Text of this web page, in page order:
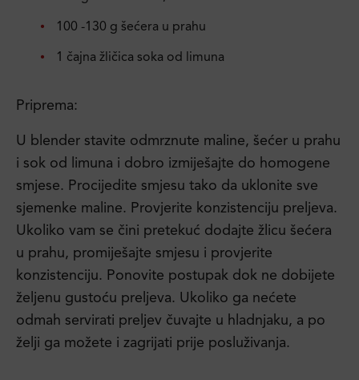
100 -130 g šećera u prahu
1 čajna žličica soka od limuna
Priprema:
U blender stavite odmrznute maline, šećer u prahu
i sok od limuna i dobro izmiješajte do homogene
smjese. Procijedite smjesu tako da uklonite sve
sjemenke maline. Provjerite konzistenciju preljeva.
Ukoliko vam se čini pretekuć dodajte žlicu šećera
u prahu, promiješajte smjesu i provjerite
konzistenciju. Ponovite postupak dok ne dobijete
željenu gustoću preljeva. Ukoliko ga nećete
odmah servirati preljev čuvajte u hladnjaku, a po
želji ga možete i zagrijati prije posluživanja.